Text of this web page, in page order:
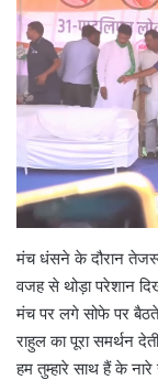
मंच धंसने के दौरान
वजह से थोड़ा परेशान
मंच पर लगे सोफे पर
राहुल का पूरा समर्थन
हम तुम्हारे साथ हैं के